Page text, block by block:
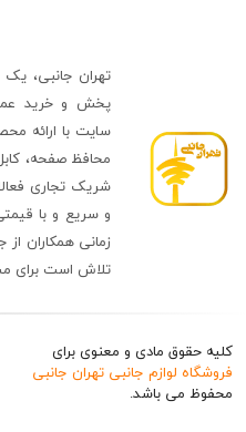
تهران جانبی، یک
پخش و خرید عمده لوازم
سایت با ارائه محصولاتی
محافظ صفحه، کابل و لوازم
شریک تجاری فعالان صنف
و سریع و با قیمتی
زمانی همکاران از جمله
تلاش است برای مشتریان
مادی و معنوی برای
جانبی تهران جانبی
باشد.